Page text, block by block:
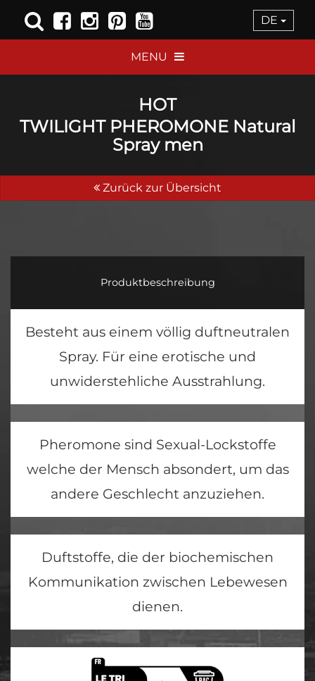
DE
MENU
HOT
TWILIGHT PHEROMONE Natural
Spray men
Zurück zur Übersicht
Produktbeschreibung
Besteht aus einem völlig duftneutralen
Spray. Für eine erotische und
unwiderstehliche Ausstrahlung.
Pheromone sind Sexual-Lockstoffe
welche der Mensch absondert, um das
andere Geschlecht anzuziehen.
Duftstoffe, die der biochemischen
Kommunikation zwischen Lebewesen
dienen.